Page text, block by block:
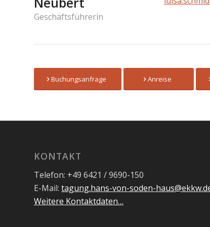
Geschäftsführerin
Buchungsanfrage Anreise
KONTAKT
Telefon: +49 6421 / 9690-150
E-Mail: tagung.hans-von-soden-
Weitere Kontaktdaten…